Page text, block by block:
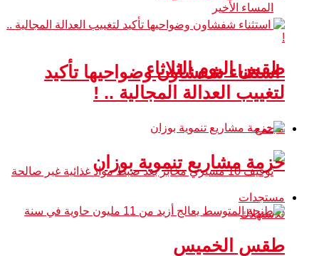
طقس اليوم الثلاثاء
مجتمع
استثناء شفشاون وضواحيها تأكيد
لتغييب العدالة المجالية .. !
حزمة مشاريع تنموية بوزان
مستجدات
طقس الخميس